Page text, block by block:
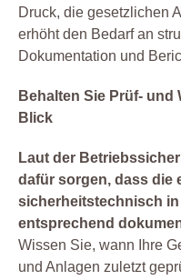
Druck, die gesetzlichen
erhöht den Bedarf an
Dokumentation und
Behalten Sie Prüf-
Blick
Laut der
dafür sorgen, dass die
sicherheitstechnisch
entsprechend
Wissen Sie, wann Ihre
und Anlagen zuletzt